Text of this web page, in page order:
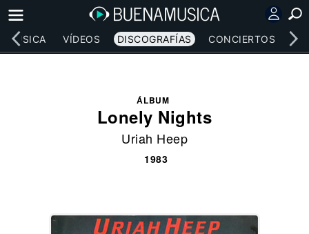
MÚSICA VÍDEOS DISCOGRAFÍAS CONCIERTOS
ÁLBUM
Lonely Nights
Uriah Heep
1983